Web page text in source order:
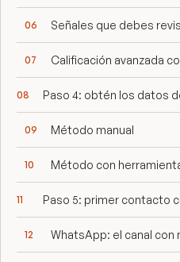
Señales que debes
Calificación avanzada
Paso 4: obtén los datos
Método manual
Método con
Paso 5: primer contacto
WhatsApp: el canal con